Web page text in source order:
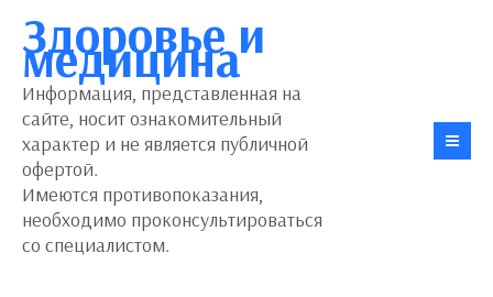
Здоровье и
медицина
Информация, представленная на
сайте, носит ознакомительный
характер и не является публичной
офертой.
Имеются противопоказания,
необходимо проконсультироваться
со специалистом.